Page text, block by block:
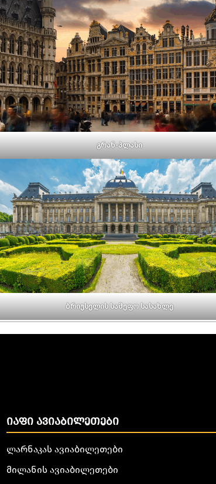
გრან-პლასი
ბრიუსელის სამეფო სასახლე
ᲘᲐᲤᲘ ᲐᲕᲘᲐᲑᲘᲚᲔᲗᲔᲑᲘ
ლარნაკას ავიაბილეთები
მილანის ავიაბილეთები